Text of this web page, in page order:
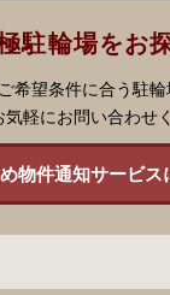
駐輪場をお
希望条件に合う駐
気軽にお問い合わせ
物件通知サービス